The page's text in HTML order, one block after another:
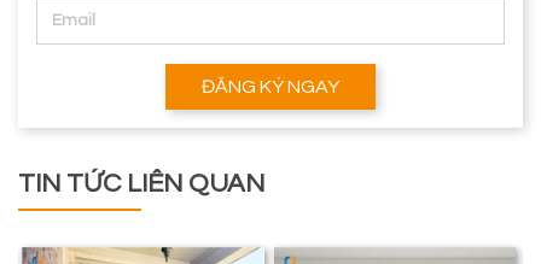
ĐĂNG KÝ NGAY
TIN TỨC LIÊN QUAN